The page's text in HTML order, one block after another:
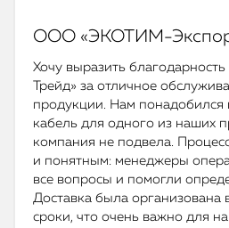
ООО «ЭКОТИМ-
Хочу выразить
Трейд» за отличное
продукции. Нам понадобился
кабель для одного из наших
компания не подвела.
и понятным: менеджеры
все вопросы и помогли
Доставка была организована
сроки, что очень важно для